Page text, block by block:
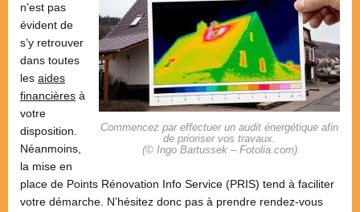
Commencez par effectuer un audit énergétique afin
de prioriser vos travaux.
(© Ingo Bartussek – Fotolia.com)
n’est pas
évident de
s’y retrouver
dans toutes
les aides
financières à
votre
disposition.
Néanmoins,
la mise en
place de Points Rénovation Info Service (PRIS) tend à faciliter
votre démarche. N’hésitez donc pas à prendre rendez-vous